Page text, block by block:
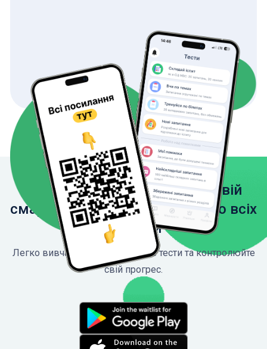
Завантажте застосунок на свій
смартфон, щоб мати доступ до всіх
функцій
Легко вивчайте ПДР, проходьте тести та контролюйте
свій прогрес.